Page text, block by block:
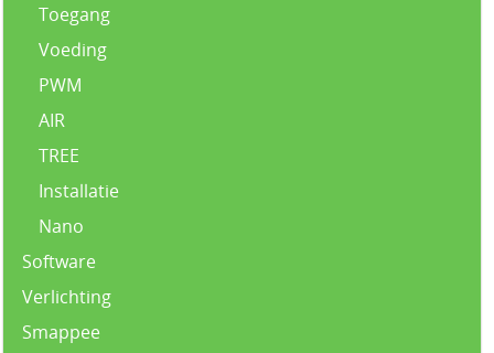
Toegang
Voeding
PWM
AIR
TREE
Installatie
Nano
Software
Verlichting
Smappee